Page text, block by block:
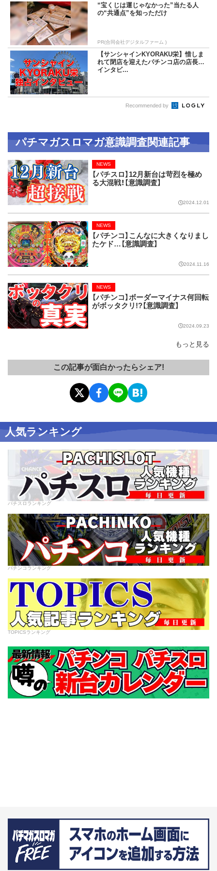
“宝くじは運じゃなかった”当たる人
の“共通点”を知っただけ
PR(合同会社デジタルファーム )
【サンシャインKYORAKU栄】惜しま
れて閉店を迎えたパチンコ店の店長に
インタビ...
Recommended by
パチマガスロマガ意識調査関連記事
【パチスロ】12月新台は苛烈を極め
る大混戦！【意識調査】
NEWS
2024.12.01
【パチンコ】こんなに大きくなりまし
たケド…【意識調査】
NEWS
2024.11.16
【パチンコ】ボーダーマイナス何回転
がボッタクリ!?【意識調査】
NEWS
2024.09.23
もっと見る
この記事が面白かったらシェア!
人気ランキング
パチスロランキング
パチンコランキング
TOPICSランキング